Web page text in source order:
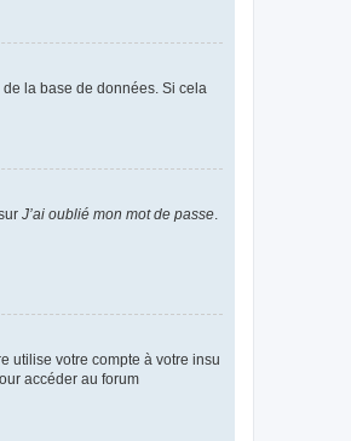
la base de données. Si cela
J’ai oublié mon mot de passe
utilise votre compte à votre insu
accéder au forum